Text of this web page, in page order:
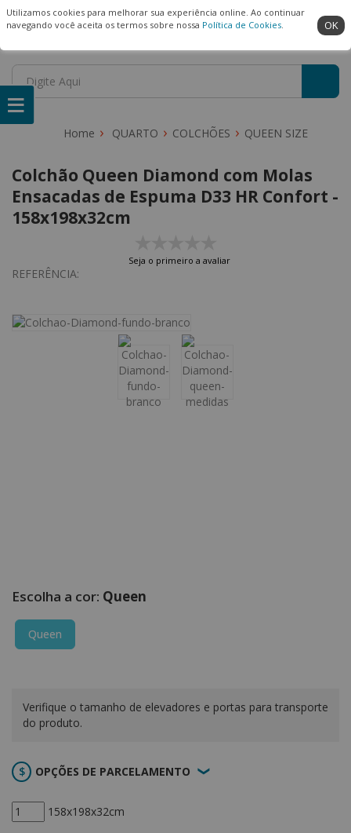
Utilizamos cookies para melhorar sua experiência online. Ao continuar
navegando você aceita os termos sobre nossa Política de Cookies. OK
(22) 99909-3407 Ambiente Seguro
QUARTO COLCHÕES QUEEN SIZE
Colchão Queen Diamond com Molas
Ensacadas de Espuma D33 HR Confort -
158x198x32cm
Seja o primeiro a avaliar
REFERÊNCIA:
Queen
Queen
158x198x32cm
Verifique o tamanho de elevadores e portas para transporte
do produto.
OPÇÕES DE PARCELAMENTO